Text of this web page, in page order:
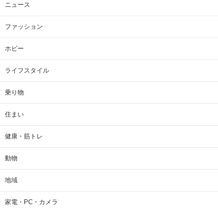
ニュース
ファッション
ホビー
ライフスタイル
乗り物
住まい
健康・筋トレ
動物
地域
家電・PC・カメラ